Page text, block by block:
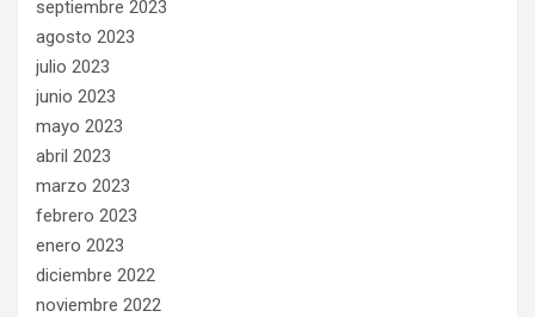
septiembre 2023
agosto 2023
julio 2023
junio 2023
mayo 2023
abril 2023
marzo 2023
febrero 2023
enero 2023
diciembre 2022
noviembre 2022